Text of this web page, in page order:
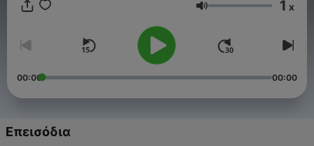
Ένταση 1 x
00:00 00:00
Επεισόδια